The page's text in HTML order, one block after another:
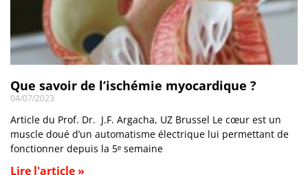
Que savoir de l’ischémie myocardique ?
04/07/2023
Article du Prof. Dr. J.F. Argacha, UZ Brussel Le cœur est un
muscle doué d’un automatisme électrique lui permettant de
fonctionner depuis la 5ᵉ semaine
Lire l'article »